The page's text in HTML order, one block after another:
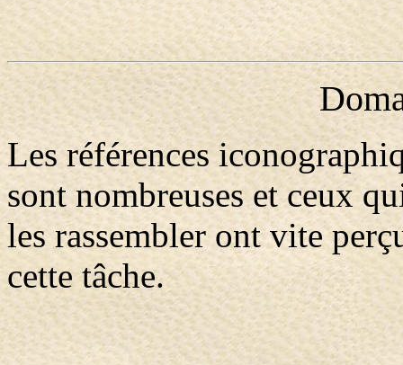
Les références
sont nombreuses et ceux
les rassembler ont vite
cette tâche.